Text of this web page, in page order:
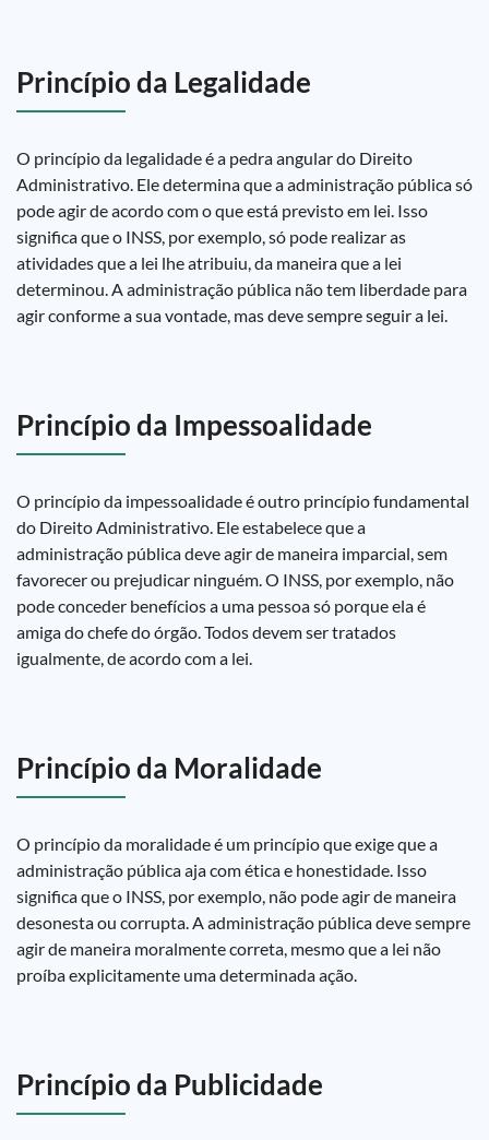
Princípio da Legalidade
O princípio da legalidade é a pedra angular do Direito
Administrativo. Ele determina que a administração pública só
pode agir de acordo com o que está previsto em lei. Isso
significa que o INSS, por exemplo, só pode realizar as
atividades que a lei lhe atribuiu, da maneira que a lei
determinou. A administração pública não tem liberdade para
agir conforme a sua vontade, mas deve sempre seguir a lei.
Princípio da Impessoalidade
O princípio da impessoalidade é outro princípio fundamental
do Direito Administrativo. Ele estabelece que a
administração pública deve agir de maneira imparcial, sem
favorecer ou prejudicar ninguém. O INSS, por exemplo, não
pode conceder benefícios a uma pessoa só porque ela é
amiga do chefe do órgão. Todos devem ser tratados
igualmente, de acordo com a lei.
Princípio da Moralidade
O princípio da moralidade é um princípio que exige que a
administração pública aja com ética e honestidade. Isso
significa que o INSS, por exemplo, não pode agir de maneira
desonesta ou corrupta. A administração pública deve sempre
agir de maneira moralmente correta, mesmo que a lei não
proíba explicitamente uma determinada ação.
Princípio da Publicidade